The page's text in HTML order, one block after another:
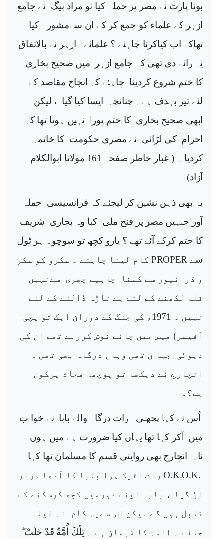
بونا پارٹ نے مصر پر حملہ کیا تو مراد بیگ نے جامع
ازہر کے علماء کو جمع کر کے ان سےمشورہ کیا
تھاکہ اب کیاکرنا چاہئے ؟ علمائے
ازہر نے بالاتفاق
یہ رائے دی تھی کہ جامع ازہر
میں صحیح بخاری
کا ختم شروع کردینا چاہئے کہ انجاح مقاصد کے
لئے تیر بہدف ہے۔ چنانچہ
ایسا کیا گیا ، لیکن
ابھی صحیح بخاری کا ختم پورا نہیں ہوتا تھا کہ
احرام کی لڑائی نے مصری حکومت کا خاتمہ
کردیا ۔ ( غبار خاطر صفحہ 161 مولانا ابوالکلام
آزاد)
یہ بھی ذہن نشین کر لیجئے کہ فرانسیسی حملہ
آور جنہیں مصر پر فتح ملی کیا وہ بخاری شریف
کا ختم کرکے آئے تھے ؟ یارو کچھ تو سوچو۔ ہر ٹول
سے PROPER کام لینا چاہئے ۔ سکرو کو سکر
و ڈرائیور سے کسنا
چاہیے چھری
سےنہیں
قلم لکھنے کے لئے ہے ناڑہ ڈالنے کے لئے
نہیں ۔ 1971ء کی جنگ کے دوران ایک تو پچی
آفیسر) میس میں چائے نوش کررہے تھے ان کی
ڈیوٹی جہا ں تھی وہاں درگاہ بھی تھی ۔
انچارج نے دیکھا تو پوچھا محاذ پرکون
ہے؟۔
اُس نے کہا پچھلی رات درگاہ والے بابا نے خوا ب
میں
آکر کہا تھا یہاں کیا ضرورت ہے میں ہوں
نا۔
انچارج بھی روایتی قسم کا مسلمان تھا کہا
O.K.O.K. رات اٹیک ہوا بابا کا آدھا مزار
اڑ گیا ، بابا اپنے دورمیں کچھ کرسکنے کے
قابل ہوں گے لیکن اس سےیہ کام
نہ لیا
جائے ۔ اللہ کا فرمان ہے ۔ تِلْكَ أُمَّةٌ قَدْ خَلَتْ